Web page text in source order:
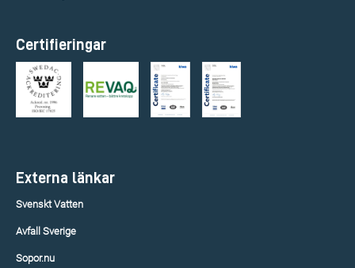
Certifieringar
Externa länkar
Svenskt Vatten
Avfall Sverige
Sopor.nu